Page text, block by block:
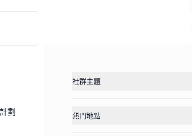
劃
社群主題
熱門地點